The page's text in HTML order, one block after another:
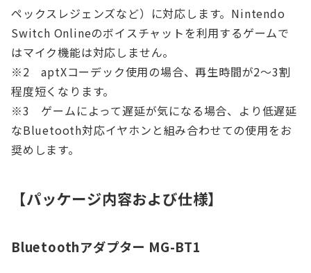
ペックスレジェンズなど）に対応します。Nintendo
Switch Onlineのボイスチャットを利用するゲームで
はマイク機能は対応しません。
※2 aptXコーデック使用の場合、再生時間が2〜3割
程度短くなります。
※3 ゲームによって遅延が気になる場合、より低遅延
なBluetooth対応イヤホンと組み合わせての使用をお
奨めします。
【パッケージ内容および仕様】
Bluetoothアダプター MG-BT1